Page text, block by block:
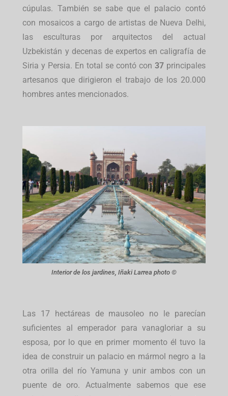
cúpulas. También se sabe que el palacio contó
con mosaicos a cargo de artistas de Nueva Delhi,
las esculturas por arquitectos del actual
Uzbekistán y decenas de expertos en caligrafía de
Siria y Persia. En total se contó con 37 principales
artesanos que dirigieron el trabajo de los 20.000
hombres antes mencionados.
Interior de los jardines, Iñaki Larrea photo ©
Las 17 hectáreas de mausoleo no le parecían
suficientes al emperador para vanagloriar a su
esposa, por lo que en primer momento él tuvo la
idea de construir un palacio en mármol negro a la
otra orilla del río Yamuna y unir ambos con un
puente de oro. Actualmente sabemos que ese